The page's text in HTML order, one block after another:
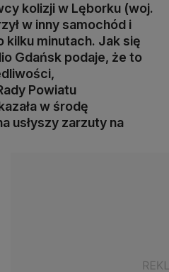
kolizji w Lęborku (woj.
w inny samochód i
kilku minutach. Jak się
Gdańsk podaje, że to
Powiatu
w środę
usłyszy zarzuty na